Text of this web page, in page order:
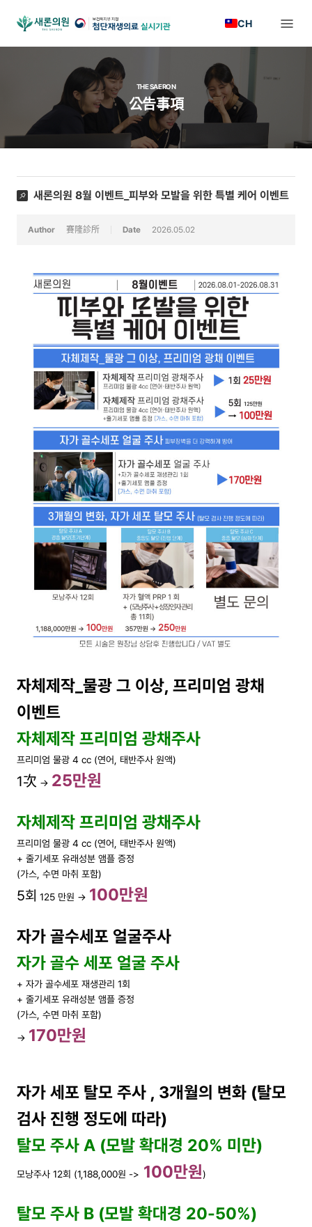
CH
THE SAERON
公告事項
새론의원 8월 이벤트_피부와 모발을 위한 특별 케어 이벤트
Author 賽隆診所 Date 2026.05.02
자체제작_물광 그 이상, 프리미엄 광채
이벤트
자체제작 프리미엄 광채주사
프리미엄 물광 4 cc (연어, 태반주사 원액)
1次 → 25만원
자체제작 프리미엄 광채주사
프리미엄 물광 4 cc (연어, 태반주사 원액)
+ 줄기세포 유래성분 앰플 증정
(가스, 수면 마취 포함)
5회 125 만원 → 100만원
자가 골수세포 얼굴주사
자가 골수 세포 얼굴 주사
+ 자가 골수세포 재생관리 1회
+ 줄기세포 유래성분 앰플 증정
(가스, 수면 마취 포함)
→ 170만원
자가 세포 탈모 주사 , 3개월의 변화 (탈모
검사 진행 정도에 따라)
탈모 주사 A (모발 확대경 20% 미만)
모낭주사 12회 (1,188,000원 -> 100만원)
탈모 주사 B (모발 확대경 20-50%)